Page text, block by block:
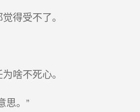
得受不了。
啥不死心。
思。”